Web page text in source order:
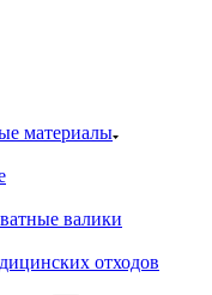
материалы
валики
отходов